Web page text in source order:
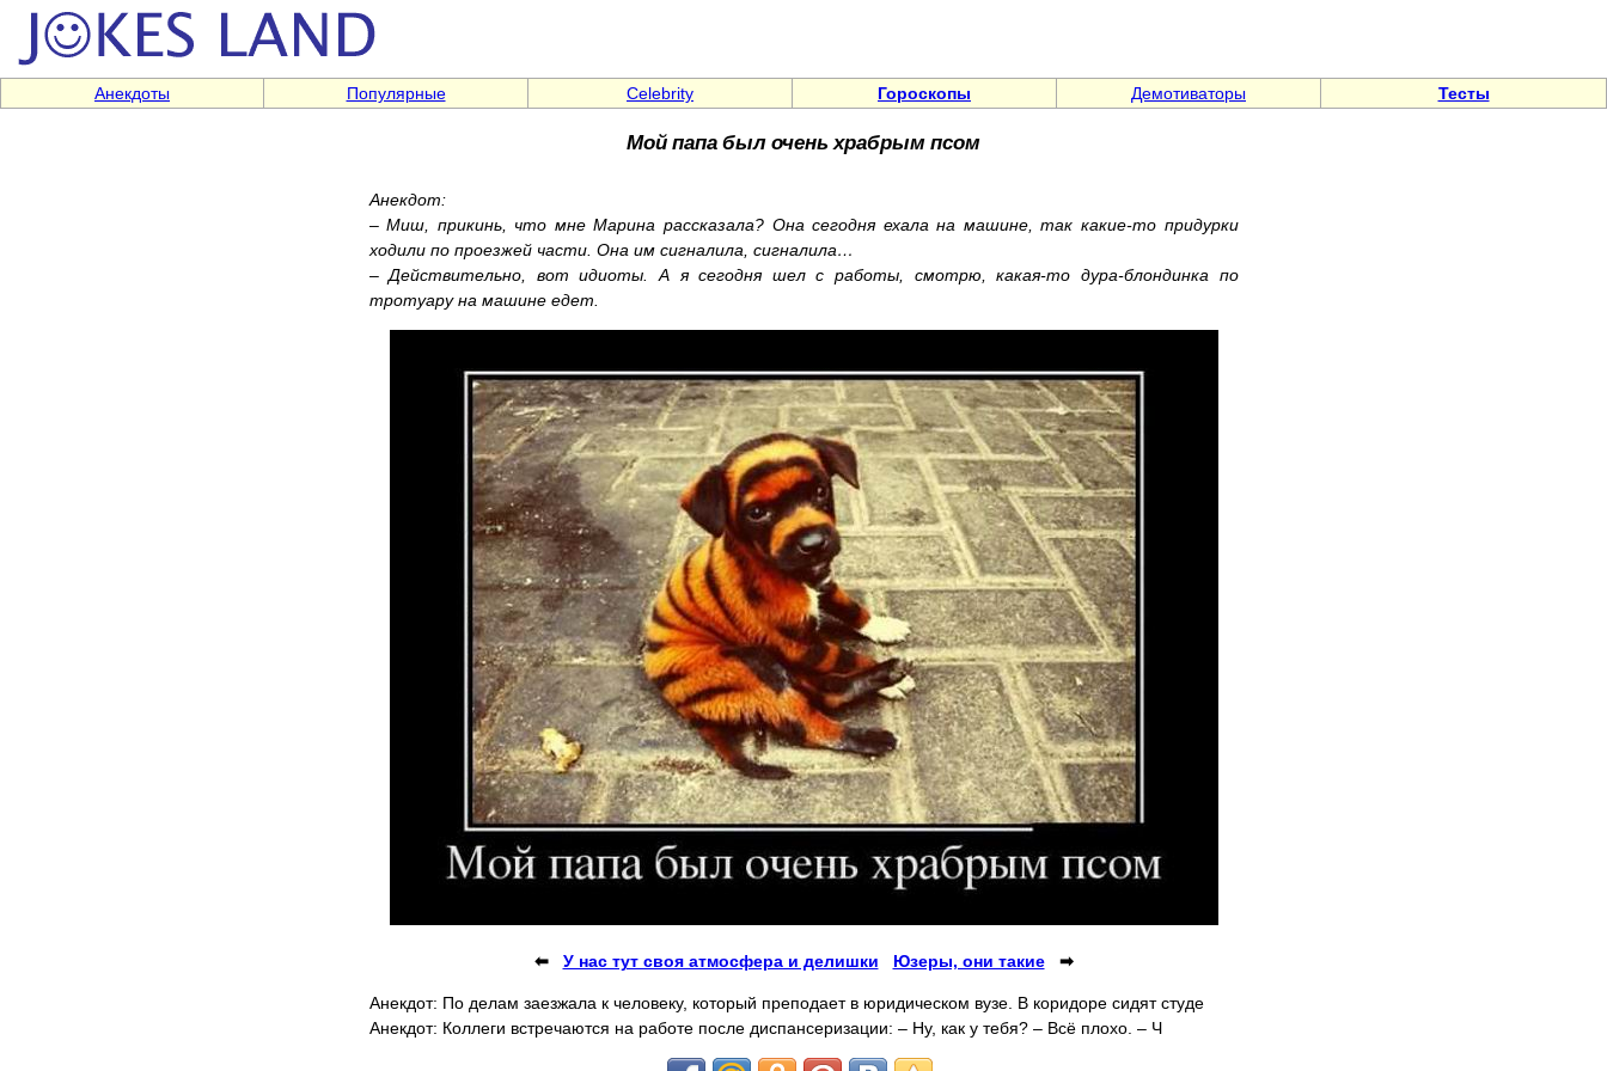
Анекдоты Популярные Celebrity Гороскопы Демотиваторы Тесты
Мой папа был очень храбрым псом
Анекдот:
– Миш, прикинь, что мне Марина рассказала? Она сегодня ехала на машине, так какие-то придурки
ходили по проезжей части. Она им сигналила, сигналила…
– Действительно, вот идиоты. А я сегодня шел с работы, смотрю, какая-то дура-блондинка по
тротуару на машине едет.
⬅ У нас тут своя атмосфера и делишки Юзеры, они такие➡
Анекдот: По делам заезжала к человеку, который преподает в юридическом вузе. В коридоре сидят студе
Анекдот: Коллеги встречаются на работе после диспансеризации: – Ну, как у тебя? – Всё плохо. – Ч